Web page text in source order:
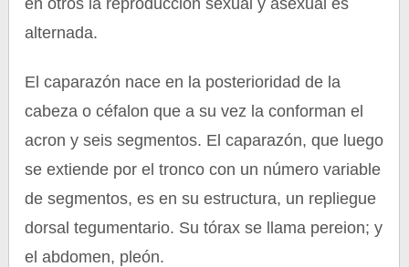
en otros la reproducción sexual y asexual es
alternada.
El caparazón nace en la posterioridad de la
cabeza o céfalon que a su vez la conforman el
acron y seis segmentos. El caparazón, que luego
se extiende por el tronco con un número variable
de segmentos, es en su estructura, un repliegue
dorsal tegumentario. Su tórax se llama pereion; y
el abdomen, pleón.